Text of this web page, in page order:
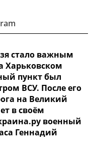
стало важным
Харьковском
пункт был
ВСУ. После его
на Великий
в своём
военный
Геннадий